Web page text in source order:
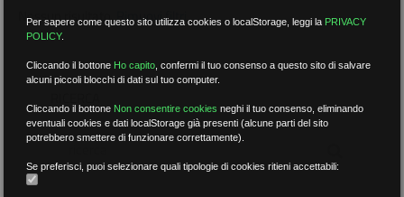
Nessun risultato.Rimuovi filtri
Per sapere come questo sito utilizza cookies o localStorage, leggi la PRIVACY
POLICY.
Cliccando il bottone Ho capito ,confermi il tuo consenso a questo sito di salvare
alcuni piccoli blocchi di dati sul tuo computer.
Cliccando il bottone Non consentire cookies neghi il tuo consenso, eliminando
eventuali cookies e dati localStorage già presenti (alcune parti del sito
potrebbero smettere di funzionare correttamente).
Se preferisci, puoi selezionare quali tipologie di cookies ritieni accettabili: